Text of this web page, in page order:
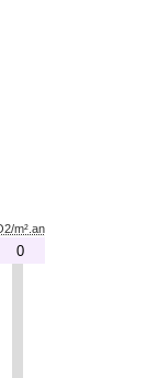
m².an
0kgéqCO2/m².an